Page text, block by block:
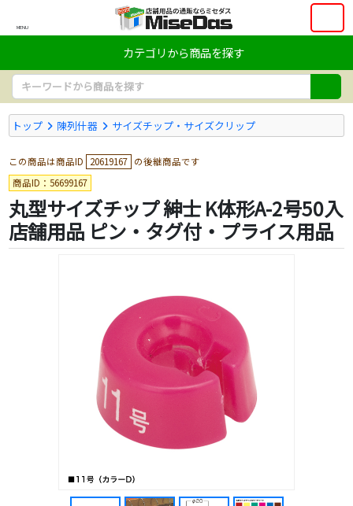
MENU
カテゴリから商品を探す
トップ 陳列什器 サイズチップ・サイズクリップ
この商品は商品ID 20619167 の後継商品です
商品ID：56699167
丸型サイズチップ 紳士 K体形A-2号50入
店舗用品 ピン・タグ付・プライス用品